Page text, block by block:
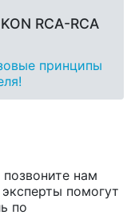
RCA-RCA
принципы
нам
помогут
по